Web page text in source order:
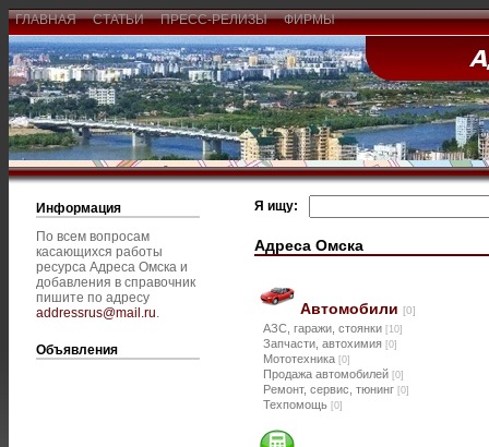
ГЛАВНАЯ СТАТЬИ ПРЕСС-РЕЛИЗЫ ФИРМЫ
Информация
По всем вопросам
касающихся работы
ресурса Адреса Омска и
добавления в справочник
пишите по адресу
addressrus@mail.ru.
Объявления
Я ищу:
Адреса Омска
Автомобили [0]
АЗС, гаражи, стоянки [10]
Запчасти, автохимия [0]
Мототехника [0]
Продажа автомобилей [0]
Ремонт, сервис, тюнинг [0]
Техпомощь [0]